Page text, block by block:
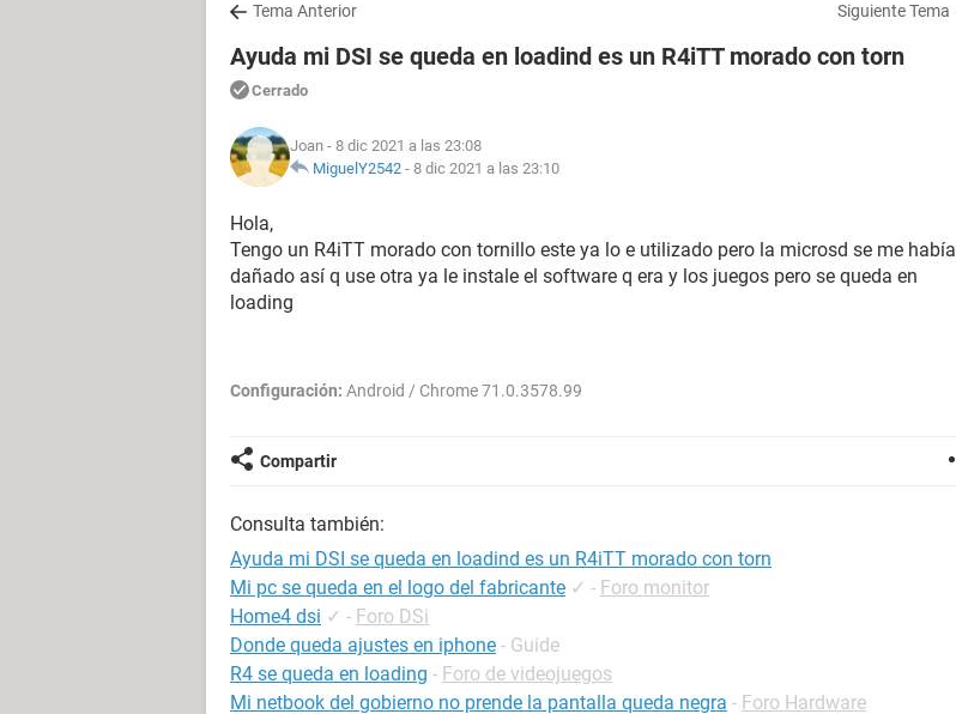
Tema Anterior Siguiente Tema
Ayuda mi DSI se queda en loadind es un R4iTT morado con torn
Cerrado
Joan - 8 dic 2021 a las 23:08
MiguelY2542 - 8 dic 2021 a las 23:10
Hola,
Tengo un R4iTT morado con tornillo este ya lo e utilizado pero la microsd se me había
dañado así q use otra ya le instale el software q era y los juegos pero se queda en
loading
Configuración: Android / Chrome 71.0.3578.99
Compartir
Consulta también:
Ayuda mi DSI se queda en loadind es un R4iTT morado con torn
Mi pc se queda en el logo del fabricante ✓ - Foro monitor
Home4 dsi ✓ - Foro DSi
Donde queda ajustes en iphone - Guide
R4 se queda en loading - Foro de videojuegos
Mi netbook del gobierno no prende la pantalla queda negra - Foro Hardware